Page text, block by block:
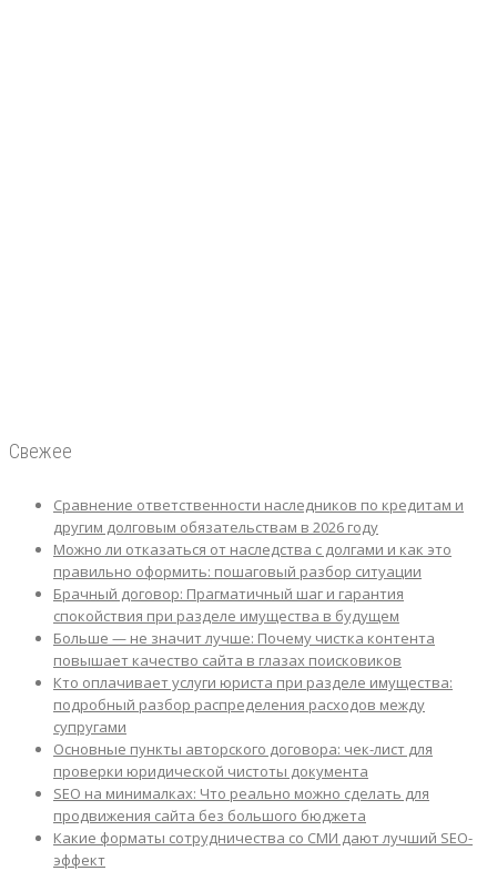
Свежее
Сравнение ответственности наследников по кредитам и
другим долговым обязательствам в 2026 году
Можно ли отказаться от наследства с долгами и как это
правильно оформить: пошаговый разбор ситуации
Брачный договор: Прагматичный шаг и гарантия
спокойствия при разделе имущества в будущем
Больше — не значит лучше: Почему чистка контента
повышает качество сайта в глазах поисковиков
Кто оплачивает услуги юриста при разделе имущества:
подробный разбор распределения расходов между
супругами
Основные пункты авторского договора: чек-лист для
проверки юридической чистоты документа
SEO на минималках: Что реально можно сделать для
продвижения сайта без большого бюджета
Какие форматы сотрудничества со СМИ дают лучший SEO-
эффект